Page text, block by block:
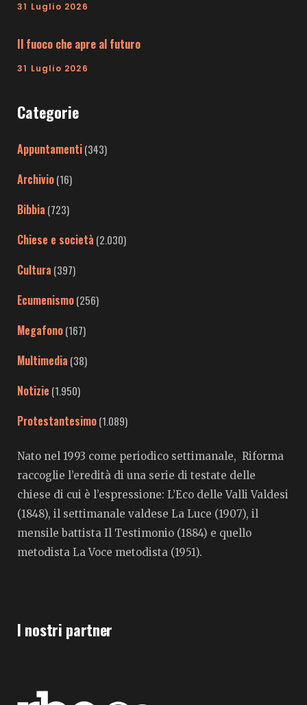
31 Luglio 2026
Il fuoco che apre al futuro
31 Luglio 2026
Categorie
Appuntamenti(343)
Archivio(16)
Bibbia (723)
Chiese e società (2.030)
Cultura (397)
Ecumenismo(256)
Megafono(167)
Multimedia (38)
Notizie (1.950)
Protestantesimo(1.089)
Nato nel 1993 come periodico settimanale, Riforma
raccoglie l’eredità di una serie di testate delle
chiese di cui è l’espressione: L’Eco delle Valli Valdesi
(1848), il settimanale valdese La Luce (1907), il
mensile battista Il Testimonio (1884) e quello
metodista La Voce metodista (1951).
I nostri partner